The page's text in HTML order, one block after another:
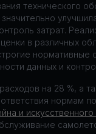
технического
затрат.
в различных
нормативные
данных и
на 28 %, а
нормам
и искусственного